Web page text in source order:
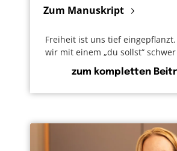
Zum Manuskript
Freiheit ist uns tief
wir mit einem „du sollst“
zum kompletten